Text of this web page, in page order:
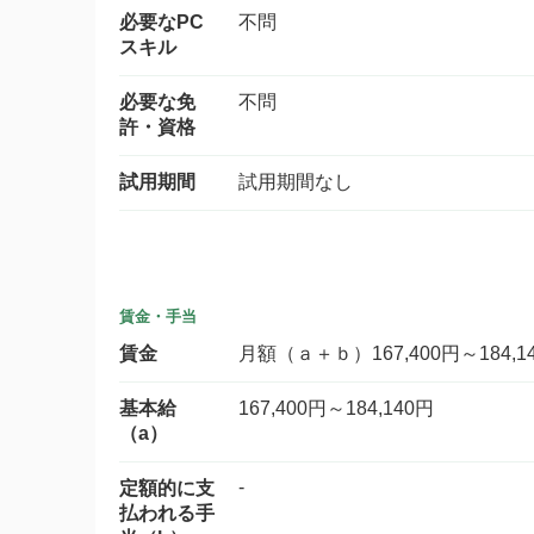
必要なPC
スキル
不問
必要な免
許・資格
不問
試用期間 試用期間なし
賃金・手当
賃金 月額（ａ＋ｂ）167,400円～
基本給
（a）
167,400円～184,140円
定額的に支
払われる手
-